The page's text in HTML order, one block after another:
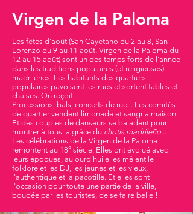
Virgen de la Paloma
Les fêtes d'août (San Cayetano du 2 au 8, San
Lorenzo du 9 au 11 août, Virgen de la Paloma du
12 au 15 août) sont un des temps forts de l'année
dans les traditions populaires (et religieuses)
madrilènes. Les habitants des quartiers
populaires pavoisent les rues et sortent tables et
chaises. On reçoit.
Processions, bals, concerts de rue... Les comités
de quartier vendent limonade et sangria maison.
Et des couples de danseurs se baladent pour
montrer à tous la grâce du chotis madrileño...
Les célébrations de la Virgen de la Paloma
remontent au 18° siècle. Elles ont évolué avec
leurs époques, aujourd'hui elles mêlent le
folklore et les DJ, les jeunes et les vieux,
l'authentique et la pacotille. Et elles sont
l'occasion pour toute une partie de la ville,
boudée par les touristes, de se faire belle !